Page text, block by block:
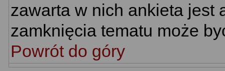
zawarta w nich ankieta jest
zamknięcia tematu może
Powrót do góry